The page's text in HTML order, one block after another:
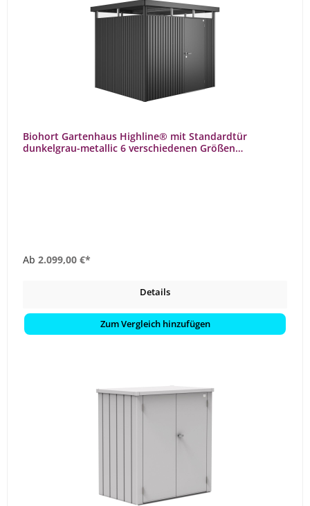
Biohort Gartenhaus Highline® mit Standardtür
dunkelgrau-metallic 6 verschiedenen Größen
Ab 2.099,00 €*
Details
Zum Vergleich hinzufügen